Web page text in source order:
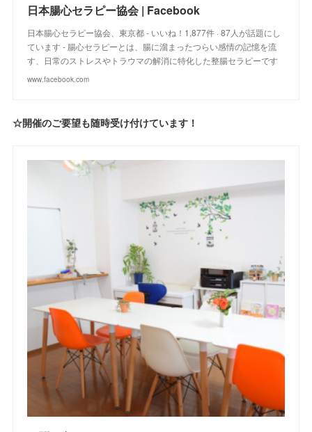
日本腸心セラピー協会 | Facebook
日本腸心セラピー協会、東京都 - いいね！1,877件 · 87人が話題にし
ています - 腸心セラピーとは、腸に溜まったつらい感情の記憶を流
す、日常のストレスやトラウマの解消に特化した整腸セラピーです
www.facebook.com
☆開催のご要望も随時受け付けています！